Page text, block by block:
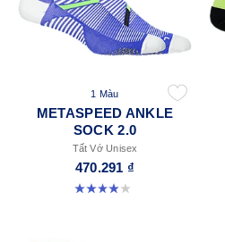
1 Màu
METASPEED ANKLE
SOCK 2.0
Tất Vớ Unisex
470.291 ₫
4.0 trong số 5 sao. 4 đánh giá